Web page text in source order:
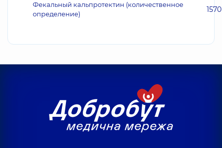
Фекальный кальпротектин (количественное
определение)
1570